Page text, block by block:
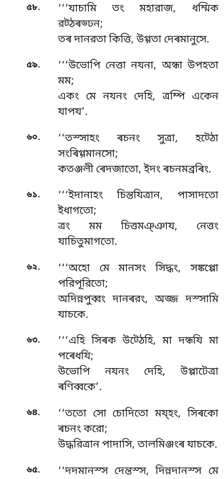
৫৮.
‘‘‘যাচামি তং মহারাজ, ধম্মিক
রট্ঠৰড্ঢন;
তৰ দানরতা কিত্তি, উগ্গতা দেৰমানুসে.
৫৯. ‘‘‘উভোপি নেত্তা নযনা, অন্ধা উপহতা
মম;
একং মে নযনং দেহি, ত্ৰম্পি একেন
যাপয’.
৬০.
‘‘তস্সাহং ৰচনং সুত্ৰা, হট্ঠো
সংৰিগ্গমানসো;
কতঞ্জলী ৰেদজাতো, ইদং ৰচনমব্রৰিং.
৬১.
‘‘‘ইদানাহং চিন্তযিত্ৰান, পাসাদতো
ইধাগতো;
ত্ৰং মম চিত্তমঞ্ঞায, নেত্তং
যাচিতুমাগতো.
৬২.
‘‘‘অহো মে মানসং সিদ্ধং, সঙ্কপ্পো
পরিপূরিতো;
অদিন্নপুব্বং দানৰরং, অজ্জ দস্সামি
যাচকে.
৬৩.
‘‘‘এহি সিৰক উট্ঠেহি, মা দন্ধযি মা
পৰেধযি;
উভোপি নযনং দেহি, উপ্পাটেত্ৰা
ৰণিব্বকে’.
৬৪. ‘‘ততো সো চোদিতো ময্হং, সিৰকো
ৰচনং করো;
উদ্ধরিত্ৰান পাদাসি, তালমিঞ্জংৰ যাচকে.
৬৫.
‘‘দদমানস্স দেন্তস্স, দিন্নদানস্স মে